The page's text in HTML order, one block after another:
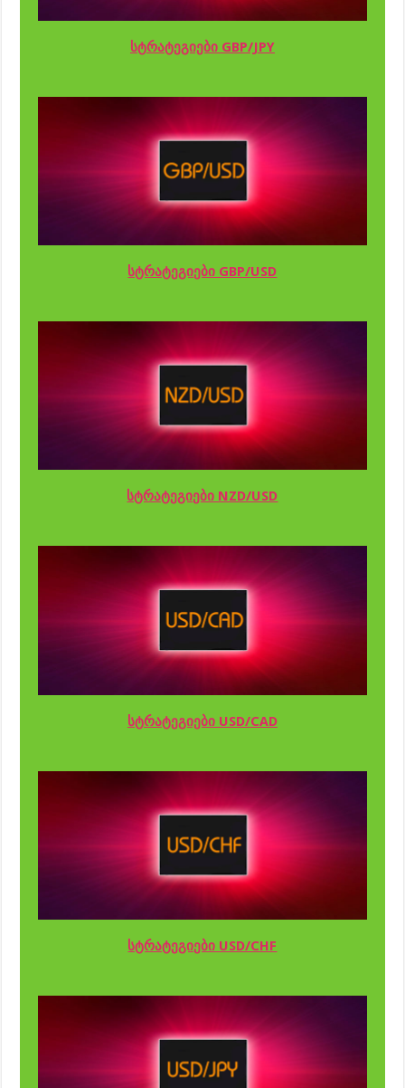
სტრატეგიები GBP/JPY
სტრატეგიები GBP/USD
სტრატეგიები NZD/USD
სტრატეგიები USD/CAD
სტრატეგიები USD/CHF